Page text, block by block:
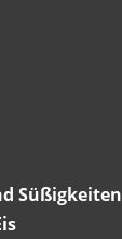
Süßigkeiten